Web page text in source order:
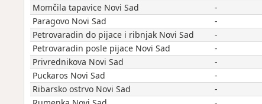
Momčila tapavice Novi Sad
-
Paragovo Novi Sad
-
Petrovaradin do pijace i ribnjak Novi Sad
-
Petrovaradin posle pijace Novi Sad
-
Privrednikova Novi Sad
-
Puckaros Novi Sad
-
Ribarsko ostrvo Novi Sad
-